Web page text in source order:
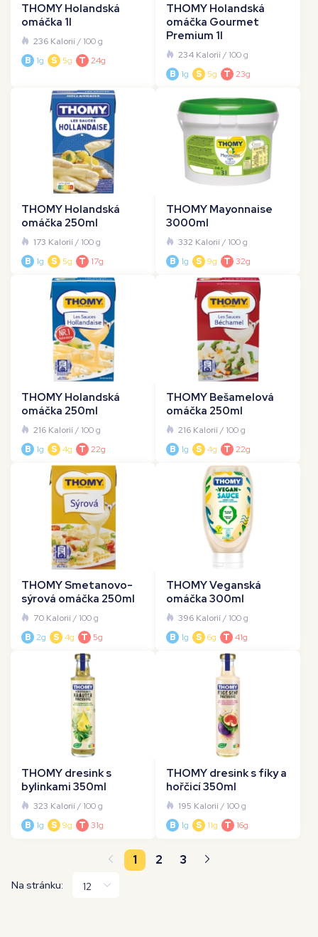
THOMY Holandská
omáčka 1l
236 Kalorií/ 100 g
B 1g S 5g T 24g
THOMY Holandská
omáčka Gourmet
Premium 1l
234 Kalorií/ 100 g
B 1g S 5g T 23g
THOMY Holandská
omáčka 250ml
173 Kalorií/ 100 g
B 1g S 5g T 17g
THOMY Mayonnaise
3000ml
332 Kalorií/ 100 g
B 1g S 9g T 32g
THOMY Holandská
omáčka 250ml
216 Kalorií/ 100 g
B 1g S 4g T 22g
THOMY Bešamelová
omáčka 250ml
216 Kalorií/ 100 g
B 1g S 4g T 22g
THOMY Smetanovo-
sýrová omáčka 250ml
70 Kalorií/ 100 g
B 2g S 4g T 5g
THOMY Veganská
omáčka 300ml
396 Kalorií/ 100 g
B 1g S 6g T 41g
THOMY dresink s
bylinkami 350ml
323 Kalorií/ 100 g
B 1g S 9g T 31g
THOMY dresink s fíky a
hořčicí 350ml
195 Kalorií/ 100 g
B 1g S 11g T 16g
1 2 3
Na stránku: